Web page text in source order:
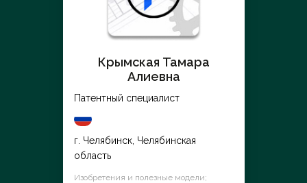
Крымская Тамара
Алиевна
Патентный специалист
г. Челябинск, Челябинская
область
Изобретения и полезные модели;